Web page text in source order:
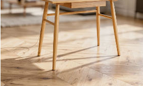
Ajouter au panier